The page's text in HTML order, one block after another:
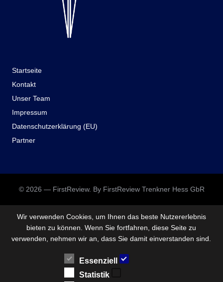
Startseite
Kontakt
Unser Team
Impressum
Datenschutzerklärung (EU)
Partner
© 2026 — FirstReview. By FirstReview Trenkner Hess GbR
Wir verwenden Cookies, um Ihnen das beste Nutzererlebnis
bieten zu können. Wenn Sie fortfahren, diese Seite zu
verwenden, nehmen wir an, dass Sie damit einverstanden sind.
Essenziell
Statistik